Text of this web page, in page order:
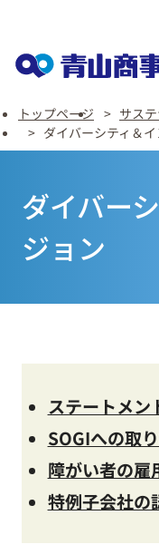
トップページ サス
ダイバーシティ＆
ダイバー
ジョン
ステートメン
SOGIへの取
障がい者の雇
特例子会社の